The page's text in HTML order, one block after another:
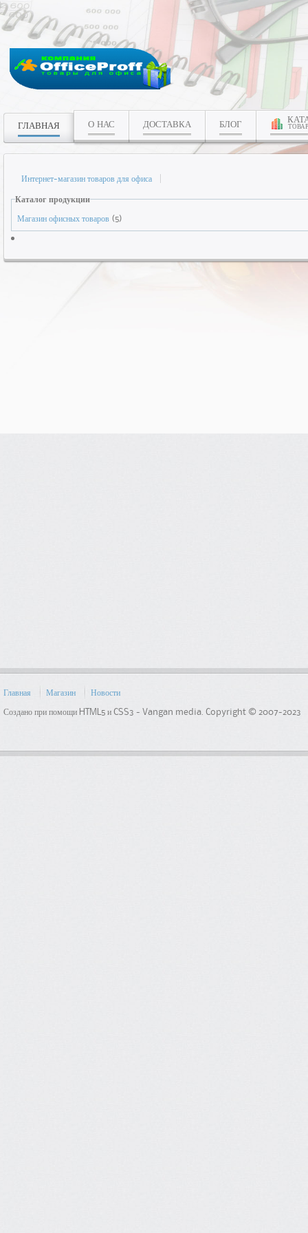
ГЛАВНАЯ О НАС ДОСТАВКА БЛОГ
Интернет-магазин товаров для офиса
Каталог продукции
Магазин офисных товаров (5)
Главная Магазин
Новости
Создано при помощи HTML5 и CSS3 - Vangan media. Copyright © 2007-2023